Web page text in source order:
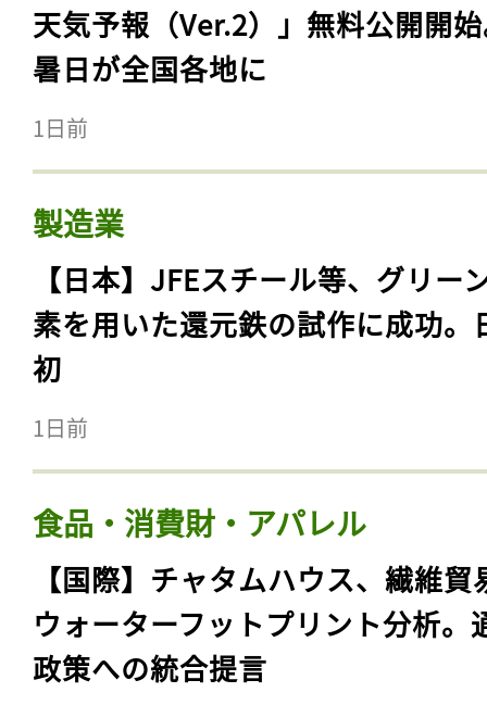
天気予報（Ver.2）」無料公開開
暑日が全国各地に
1日前
製造業
【日本】JFEスチール等、グリー
素を用いた還元鉄の試作に成功。
初
1日前
食品・消費財・アパレル
【国際】チャタムハウス、繊維貿
ウォーターフットプリント分析。
政策への統合提言